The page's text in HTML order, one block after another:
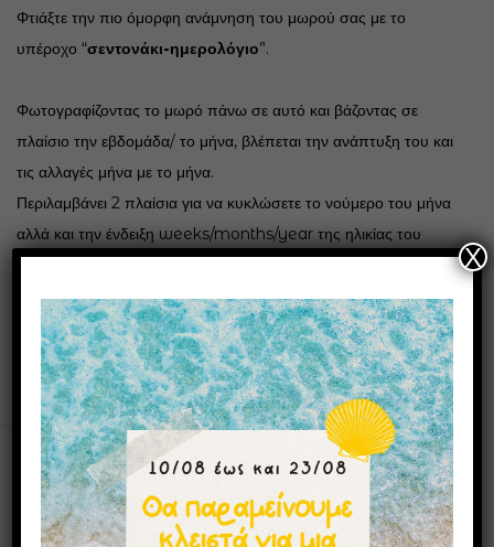
Φτιάξτε την πιο όμορφη ανάμνηση του μωρού σας με το
υπέροχο “σεντονάκι-ημερολόγιο”.
Φωτογραφίζοντας το μωρό πάνω σε αυτό και βάζοντας σε
πλαίσιο την εβδομάδα/ το μήνα, βλέπεται την ανάπτυξη του και
τις αλλαγές μήνα με το μήνα.
Περιλαμβάνει 2 πλαίσια για να κυκλώσετε το νούμερο του μήνα
αλλά και την ένδειξη weeks/months/year της ηλικίας του
Διαστάσεις 100×100.
Μπορεί επίσης να σας αρέσουν
X